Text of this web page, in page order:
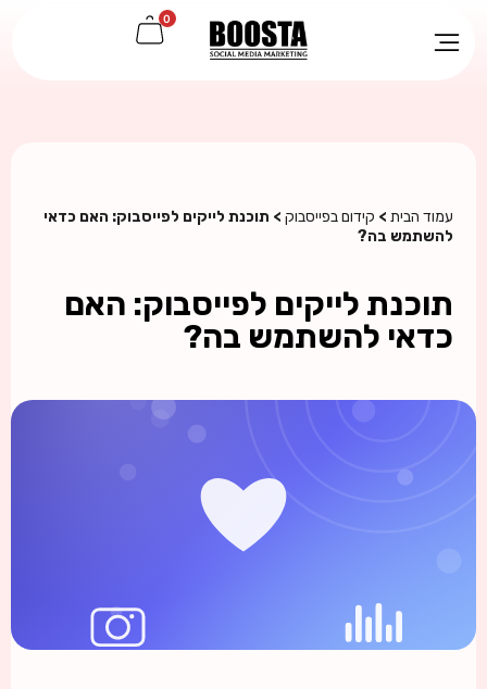
0
עמוד הבית > קידום בפייסבוק > תוכנת לייקים לפייסבוק: האם כדאי
להשתמש בה?
תוכנת לייקים לפייסבוק: האם
כדאי להשתמש בה?